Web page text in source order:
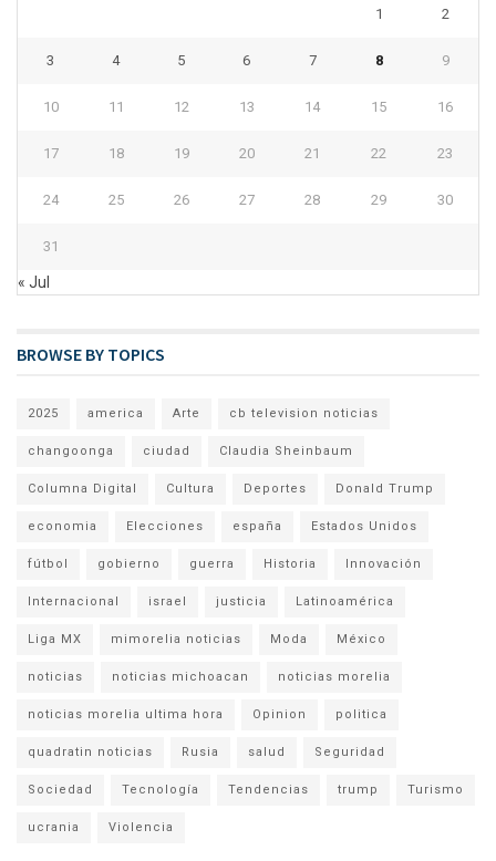
1 2
3 4 5 6 7 8 9
10 11 12 13 14 15 16
17 18 19 20 21 22 23
24 25 26 27 28 29 30
31
« Jul
BROWSE BY TOPICS
2025 america Arte cb television noticias
changoonga ciudad Claudia Sheinbaum
Columna Digital Cultura Deportes Donald Trump
economia Elecciones españa Estados Unidos
fútbol gobierno guerra Historia Innovación
Internacional israel justicia Latinoamérica
Liga MX mimorelia noticias Moda México
noticias noticias michoacan noticias morelia
noticias morelia ultima hora Opinion politica
quadratin noticias Rusia salud Seguridad
Sociedad Tecnología Tendencias trump Turismo
ucrania Violencia